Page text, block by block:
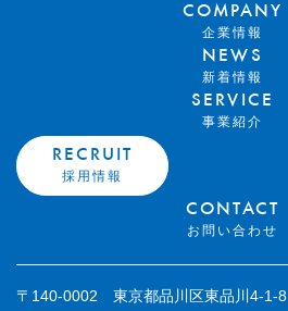
COMPANY
企業情報
NEWS
新着情報
SERVICE
事業紹介
RECRUIT
採用情報
CONTACT
お問い合わせ
〒140-0002 東京都品川区東品川4-1-8